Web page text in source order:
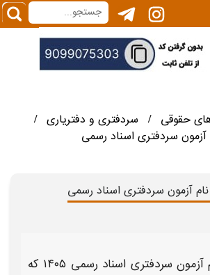
حقوقی / سردفتری و دفتریاری /
سردفتری اسناد رسمی
آزمون سردفتری اسناد رسمی
سردفتری اسناد رسمی ۱۴۰۵
که